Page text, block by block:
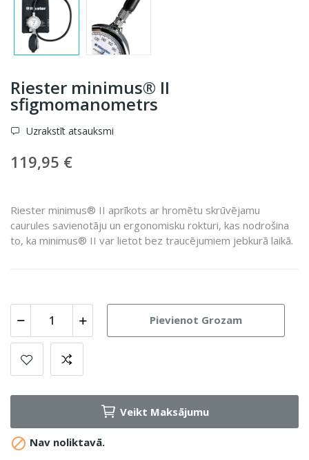
Riester minimus® II
sfigmomanometrs
Uzrakstīt atsauksmi
119,95 €
Riester minimus® II aprīkots ar hromētu skrūvējamu
caurules savienotāju un ergonomisku rokturi, kas nodrošina
to, ka minimus® II var lietot bez traucējumiem jebkurā laikā.
Pievienot Grozam
Veikt Maksājumu
 Nav noliktavā.